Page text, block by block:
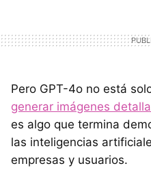
Pero GPT-4o no está
generar imágenes
es algo que termina
las inteligencias
empresas y usuarios.